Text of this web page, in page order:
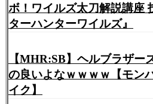
ボ！ワイルズ太刀解説講座
ターハンターワイルズ』
【MHR:SB】ヘルブラザー
の良いよなｗｗｗｗ【モン
イク】